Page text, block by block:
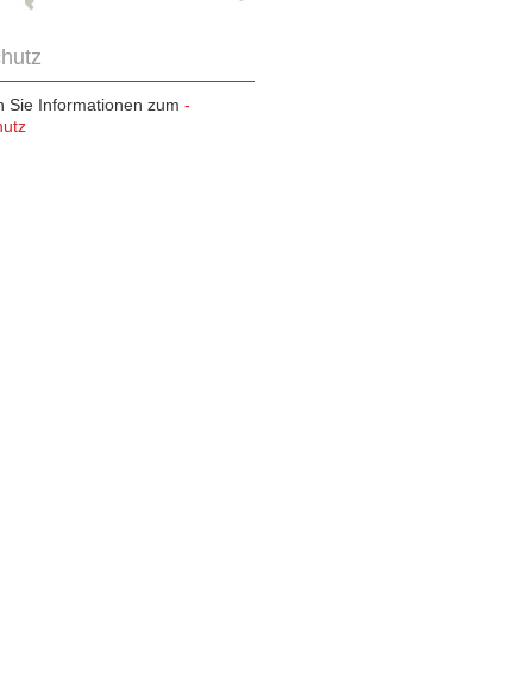
Sie Informationen zum -